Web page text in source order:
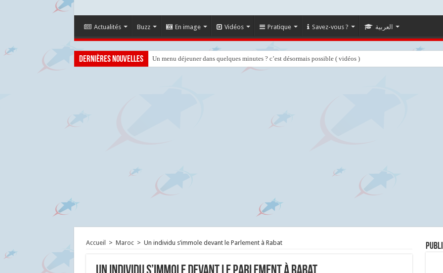
Actualités Buzz En image Vidéos Pratique Savez-vous ? العربية
Dernières nouvelles Un menu déjeuner dans quelques minutes ? c’est désormais possible ( vidéos )
Accueil > Maroc > Un individu s’immole devant le Parlement à Rabat